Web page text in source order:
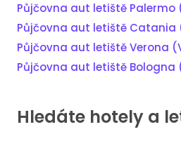
Půjčovna aut letiště Palermo
Půjčovna aut letiště Catania
Půjčovna aut letiště Verona
Půjčovna aut letiště Bologna
Hledáte hotely a